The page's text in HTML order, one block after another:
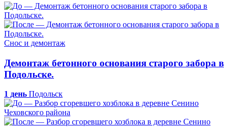
Снос и демонтаж
Демонтаж бетонного основания старого забора в
Подольске.
1 день Подольск